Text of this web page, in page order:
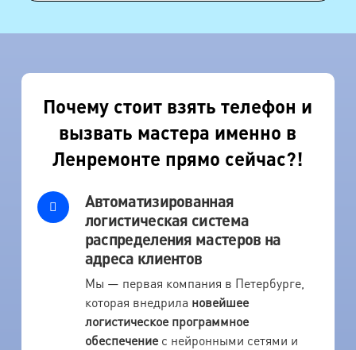
Почему стоит взять телефон и
вызвать мастера именно в
Ленремонте прямо сейчас?!
Автоматизированная
логистическая система
распределения мастеров на
адреса клиентов
Мы — первая компания в Петербурге,
которая внедрила новейшее
логистическое программное
обеспечениес нейронными сетями и